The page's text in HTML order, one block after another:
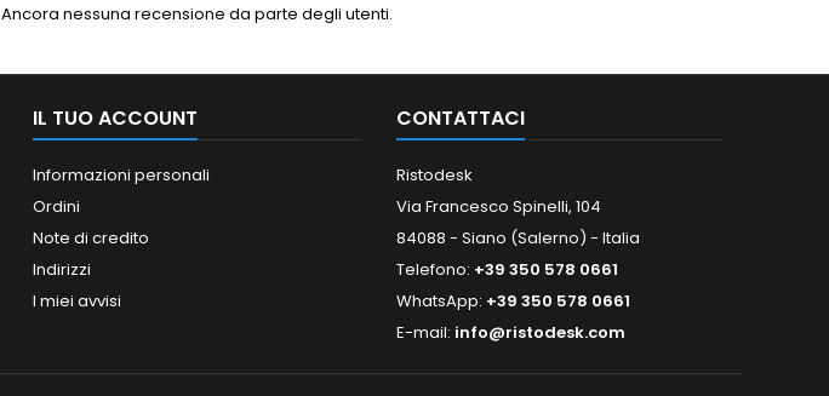
Ancora nessuna recensione da parte degli utenti.
IL TUO ACCOUNT
Informazioni personali
Ordini
Note di credito
Indirizzi
I miei avvisi
CONTATTACI
Ristodesk
Via Francesco Spinelli, 104
84088 - Siano (Salerno) - Italia
Telefono: +39 350 578 0661
WhatsApp: +39 350 578 0661
E-mail: info@ristodesk.com